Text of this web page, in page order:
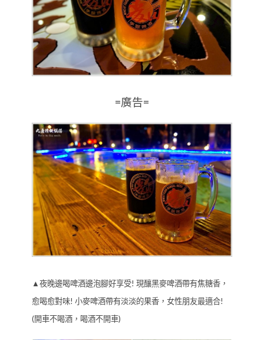
=廣告=
▲夜晚邊喝啤酒邊泡腳好享受! 現釀黑麥啤酒帶有焦糖香，
愈喝愈對味! 小麥啤酒帶有淡淡的果香，女性朋友最適合!
(開車不喝酒，喝酒不開車)